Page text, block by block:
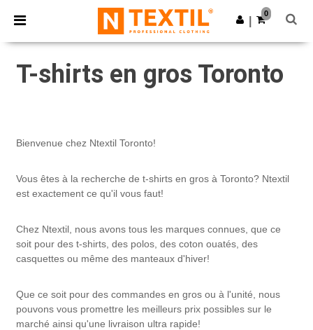
× Appli Ntextil
Meilleurs prix sur l’app !
Obtenir l'appli
0
T-shirts en gros Toronto
Bienvenue chez Ntextil Toronto!
Vous êtes à la recherche de t-shirts en gros à Toronto? Ntextil
est exactement ce qu'il vous faut!
Chez Ntextil, nous avons tous les marques connues, que ce
soit pour des t-shirts, des polos, des coton ouatés, des
casquettes ou même des manteaux d'hiver!
Que ce soit pour des commandes en gros ou à l'unité, nous
pouvons vous promettre les meilleurs prix possibles sur le
marché ainsi qu'une livraison ultra rapide!